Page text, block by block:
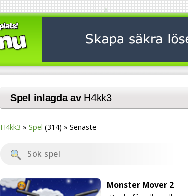
Spel inlagda av H4kk3
H4kk3 Spel (314) Senaste
Monster Mover 2